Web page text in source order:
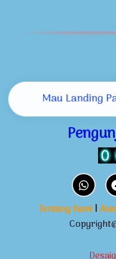
Mau Landing
Tentang Kami I